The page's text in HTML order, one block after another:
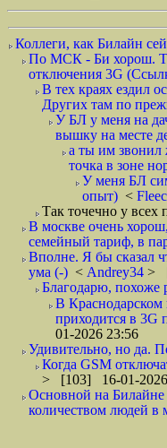
Коллеги, как Билайн
По МСК - Би хорош.
отключения 3G
В тех краях ездил
Других там по
У БЛ у меня на
вышку на месте
а ты им звонил
точка в зоне
У меня БЛ
опыт) <
Так точечно у
В москве очень
семейный тариф, в
Вполне. Я бы сказал
ума (-) < Andrey34 >
Благодарю, похоже
В Краснодарском
приходится в 3G
01-2026 23:56
Удивительно, но да.
Когда GSM
> [103] 16-01-2026
Основной на
количеством людей в